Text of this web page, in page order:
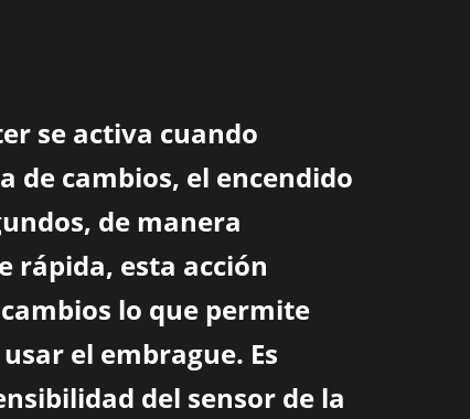
se activa cuando
de cambios, el encendido
de manera
rápida, esta acción
lo que permite
el embrague. Es
del sensor de la